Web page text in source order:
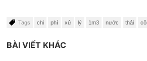
Tags chi phí xử lý 1m3 nước thải
BÀI VIẾT KHÁC